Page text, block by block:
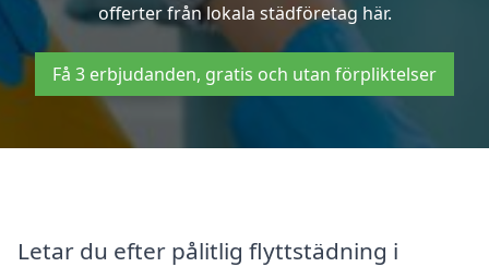
offerter från lokala städföretag här.
Få 3 erbjudanden, gratis och utan förpliktelser
Letar du efter pålitlig flyttstädning i